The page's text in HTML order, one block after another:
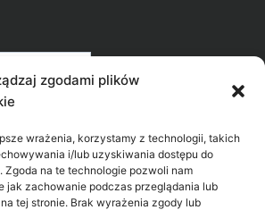
zgodami plików
wrażenia, korzystamy z technologii, takich
i/lub uzyskiwania dostępu do
Zgoda na te technologie pozwoli nam
jak zachowanie podczas przeglądania lub
tej stronie. Brak wyrażenia zgody lub
NASZ REGION